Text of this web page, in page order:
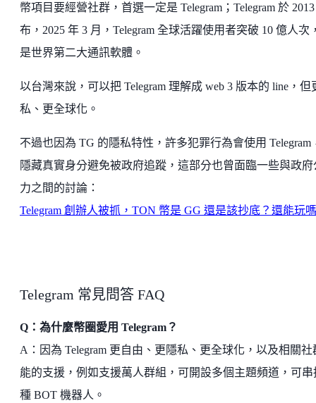
幣項目要經營社群，首選一定是 Telegram；Telegram 於
布，2025 年 3 月，Telegram 全球活躍使用者突破 10 億人次
是世界第二大通訊軟體。
以台灣來說，可以把 Telegram 理解成 web 3 版本的 line，但
私、更全球化。
不過也因為 TG 的隱私特性，許多犯罪行為會使用 Telegram
隱藏真實身分避免被政府追蹤，這部分也曾面臨一些與政府
力之間的討論：
Telegram 創辦人被抓，TON 幣是 GG 還是該抄底？還能玩
Telegram 常見問答 FAQ
Q：為什麼幣圈愛用 Telegram？
A：因為 Telegram 更自由、更隱私、更全球化，以及相關社
能的支援，例如支援萬人群組，可開設多個主題頻道，可串
種 BOT 機器人。